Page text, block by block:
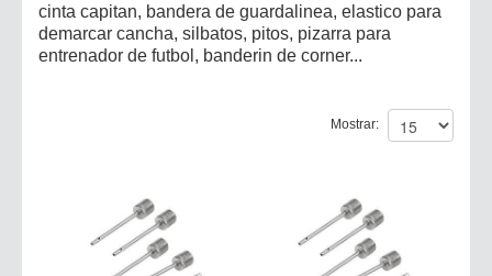
cinta capitan, bandera de guardalinea, elastico para
demarcar cancha, silbatos, pitos, pizarra para
entrenador de futbol, banderin de corner...
Mostrar: